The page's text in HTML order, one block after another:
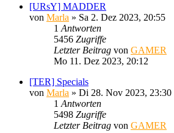
[URsY] MADDER
von Marla » Sa 2. Dez 2023, 20:55
1 Antworten
5456 Zugriffe
Letzter Beitrag von GAMER
Mo 11. Dez 2023, 20:12
[TER] Specials
von Marla » Di 28. Nov 2023, 23:30
1 Antworten
5498 Zugriffe
Letzter Beitrag von GAMER